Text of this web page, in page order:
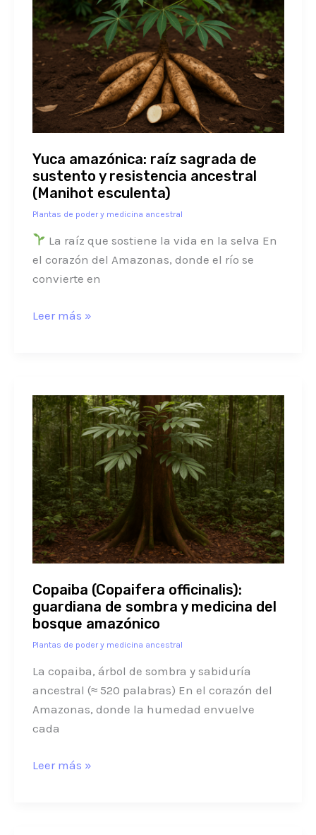
Yuca amazónica: raíz sagrada de
sustento y resistencia ancestral
(Manihot esculenta)
Plantas de poder y medicina ancestral
La raíz que sostiene la vida en la selva En
el corazón del Amazonas, donde el río se
convierte en
raíz
sagrada
sustento
y
resistencia
ancestral
esculenta)
Leer más »
Copaiba (Copaifera officinalis):
guardiana de sombra y medicina del
bosque amazónico
Plantas de poder y medicina ancestral
La copaiba, árbol de sombra y sabiduría
ancestral (≈ 520 palabras) En el corazón del
Amazonas, donde la humedad envuelve
cada
Copaiba
(Copaifera
officinalis):
guardiana
de
sombra
y
medicina
del
amazónico
Leer más »